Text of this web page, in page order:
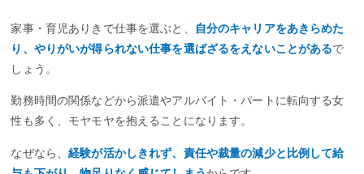
家事・育児ありきで仕事を選ぶと、
自分のキャリアをあきらめた
り、やりがいが得られない仕事を選ばざるをえないことがあるで
しょう。
勤務時間の関係などから派遣やアルバイト・パートに転向する女
性も多く、モヤモヤを抱えることになります。
なぜなら、経験が活かしきれず、責任や裁量の減少と比例して給